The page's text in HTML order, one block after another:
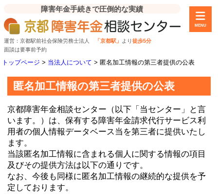
障害年金手続きで圧倒的な実績
運営：京都駅前社会保険労務士法人 「京都駅」 より徒歩5分
面談は要事前予約
MENU
トップページ > 当法人について > 匿名加工情報の第三者提供の公表
匿名加工情報の第三者提供の公表
京都障害年金相談センター（以下「当センター」と言
います。）は、保有する障害年金請求代行サービス利
用者の個人情報データベース当を第三者に提供いたし
ます。
当該匿名加工情報に含まれる個人に関する情報の項目
及びその提供方法は以下の通りです。
なお、今後も同様に匿名加工情報の継続的な提供を予
定しております。